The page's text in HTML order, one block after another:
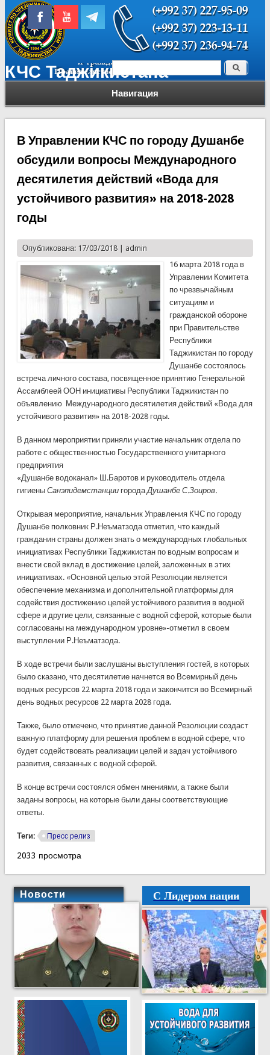
КЧС Таджикистана
Навигация
Форма поиска Поиск
В Управлении КЧС по городу Душанбе
обсудили вопросы Международного
десятилетия действий «Вода для
устойчивого развития» на 2018-2028
годы
Опубликована: 17/03/2018 | admin
16 марта 2018 года в
Управлении Комитета
по чрезвычайным
ситуациям и
гражданской обороне
при Правительстве
Республики
Таджикистан по городу
Душанбе состоялось
встреча личного состава, посвященное принятию Генеральной
Ассамблеей ООН инициативы Республики Таджикистан по
объявлению Международного десятилетия действий «Вода для
устойчивого развития» на 2018-2028 годы.
В данном мероприятии приняли участие начальник отдела по
работе с общественностью Государственного унитарного
предприятия
«Душанбе водоканал» Ш.Баротов и руководитель отдела
гигиены Санэпидемстанциигорода Душанбе С.Зоиров.
Открывая мероприятие, начальник Управления КЧС по городу
Душанбе полковник Р.Неъматзода отметил, что каждый
гражданин страны должен знать о международных глобальных
инициативах Республики Таджикистан по водным вопросам и
внести свой вклад в достижение целей, заложенных в этих
инициативах. «Основной целью этой Резолюции является
обеспечение механизма и дополнительной платформы для
содействия достижению целей устойчивого развития в водной
сфере и другие цели, связанные с водной сферой, которые были
согласованы на международном уровне»-отметил в своем
выступлении Р.Неъматзода.
В ходе встречи были заслушаны выступления гостей, в которых
было сказано, что десятилетие начнется во Всемирный день
водных ресурсов 22 марта 2018 года и закончится во Всемирный
день водных ресурсов 22 марта 2028 года.
Также, было отмечено, что принятие данной Резолюции создаст
важную платформу для решения проблем в водной сфере, что
будет содействовать реализации целей и задач устойчивого
развития, связанных с водной сферой.
В конце встречи состоялся обмен мнениями, а также были
заданы вопросы, на которые были даны соответствующие
ответы.
Теги: Пресс релиз
2033 просмотра
Новости С Лидером нации